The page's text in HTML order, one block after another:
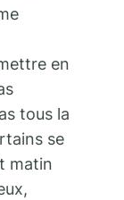
en
tous la
se
matin